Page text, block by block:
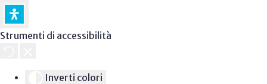
Strumenti di accessibilità
Inverti colori